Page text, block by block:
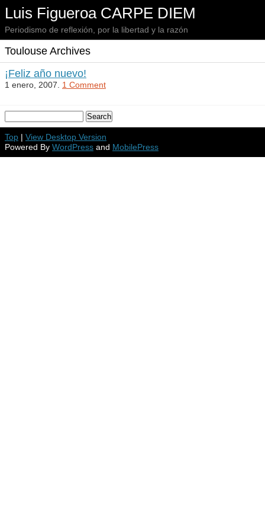
Luis Figueroa CARPE DIEM
Periodismo de reflexión, por la libertad y la razón
Toulouse Archives
¡Feliz año nuevo!
1 enero, 2007. 1 Comment
Top | View Desktop Version
Powered By WordPress and MobilePress